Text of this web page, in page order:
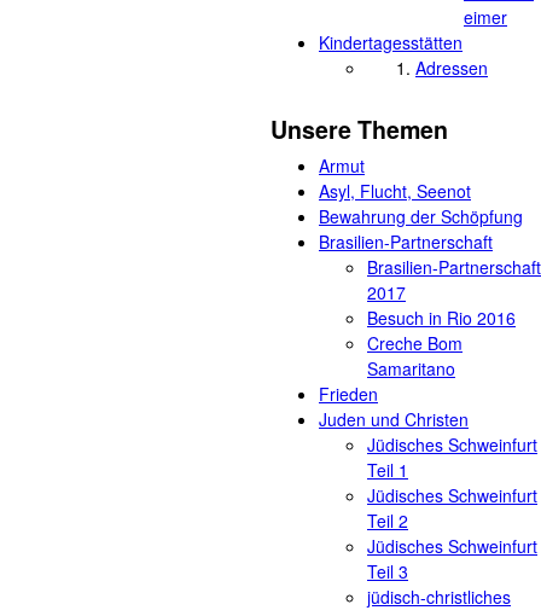
eimer
Kindertagesstätten
Adressen
Unsere Themen
Armut
Asyl, Flucht, Seenot
Bewahrung der Schöpfung
Brasilien-Partnerschaft
Brasilien-Partnerschaft
2017
Besuch in Rio 2016
Creche Bom
Samaritano
Frieden
Juden und Christen
Jüdisches Schweinfurt
Teil 1
Jüdisches Schweinfurt
Teil 2
Jüdisches Schweinfurt
Teil 3
jüdisch-christliches